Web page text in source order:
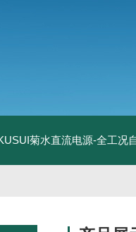
菊水直流电源-全工况